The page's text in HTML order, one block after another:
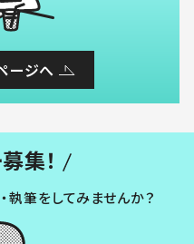
ージへ
集！
執筆をしてみませんか？